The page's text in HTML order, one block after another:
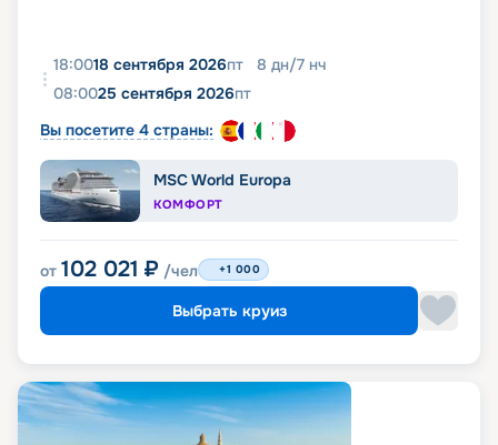
18:0018 сентября 2026пт 8 дн/7 нч
08:0025 сентября 2026пт
Вы посетите 4 страны:
MSC World Europa
КОМФОРТ
от 102 021 ₽ /чел +1 000
Выбрать круиз